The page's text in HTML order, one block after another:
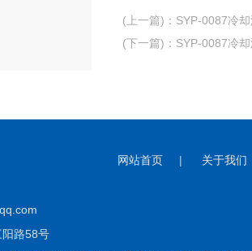
(上一篇) ： SYP-0087冷
(下一篇) ： SYP-0087冷
网站首页 | 关于我们
路58号